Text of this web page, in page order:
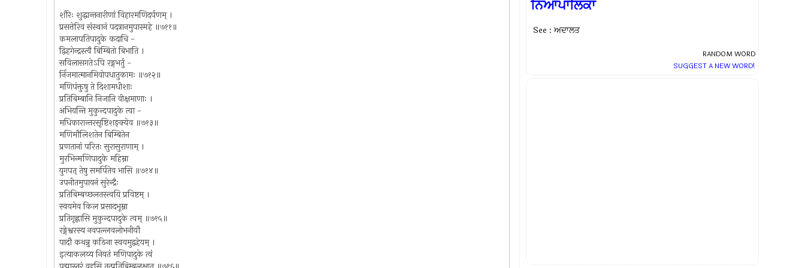
शौरेः शुद्धान्तनारीणां विहारमणिदर्पणम् ।
प्रसत्तेरिव संस्थानं पदत्रानमुपास्महे ॥७११॥
कमलापतिपादुके कदाचि -
द्विहगेन्द्रस्त्वै बिम्बितो बिभाति ।
सविलासगतेऽपि रङ्गभर्तु -
र्निजमात्मानमिवोपधातुकामः ॥७१२॥
मणिपंक्तुषु ते दिशामधीशाः
प्रतिबिम्बानि निजानि वीक्षमाणाः ।
अभियन्ति मुकुन्दपादुके त्वा -
मधिकारान्तरसृष्टिशङ्क्येव ॥७१३॥
मणिमौलिशतेन बिम्बितेन
प्रणतानां परितः सुरासुराणाम् ।
मुरभिन्मणिपादुके महिम्ना
युगपत् तेषु समर्पितेव भासि ॥७१४॥
उपनीतमुपायनं सुरेन्द्रैः
प्रतिबिम्बच्छलतस्त्वयि प्रविष्टम् ।
स्वयमेव किल प्रसादभूम्ना
प्रतिगृह्णासि मुकुन्दपादुके त्वम् ॥७१५॥
रङ्गेश्वरस्य नवपल्लवलोभनीयौ
पादौ कथन्नु कठिना स्वयमुद्वहेयम् ।
इत्याकलय्य नियतं मणिपादुके त्वं
ਨਿਆਂਪਾਲਿਕਾ
See : ਅਦਾਲਤ
RANDOM WORD
SUGGEST A NEW WORD!